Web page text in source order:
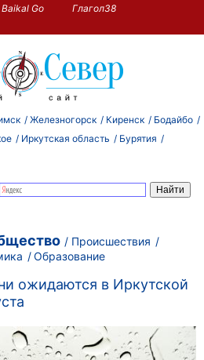
Go
Глагол38
Железногорск Киренск
Бодайбо
Иркутская область
Бурятия
Происшествия
Образование
ожидаются в Иркутской